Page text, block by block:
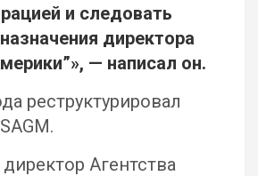
и следовать
директора
— написал он.
реструктурировал
Агентства